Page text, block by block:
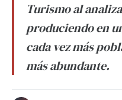
Turismo al
produciendo en
cada vez más
más abundante.